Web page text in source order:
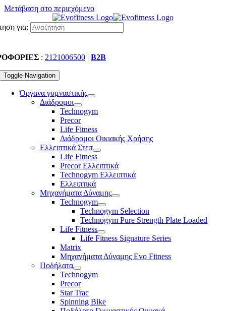
Μετάβαση στο περιεχόμενο
για:
: 2121006500 | B2B
Toggle Navigation
Όργανα γυμναστικής
Διάδρομοι
Technogym
Precor
Life Fitness
Διάδρομοι Οικιακής Χρήσης
Ελλειπτικά Στεπ
Life Fitness
Precor Ελλειπτικά
Technogym Ελλειπτικά
Ελλειπτικά
Μηχανήματα Δύναμης
Technogym
Technogym Selection
Technogym Pure Strength Plate Loaded
Life Fitness
Life Fitness Signature Series
Matrix
Μηχανήματα Δύναμης Evo Fitness
Ποδήλατα
Technogym
Precor
Star Trac
Spinning Bike